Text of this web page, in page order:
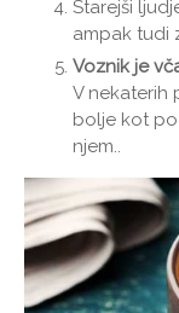
Starejši
ampak tudi
Voznik je
V nekaterih
bolje kot
njem..